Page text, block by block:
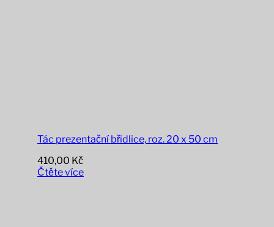
Tác prezentační břidlice, roz. 20 x 50 cm
410,00 Kč
Čtěte více